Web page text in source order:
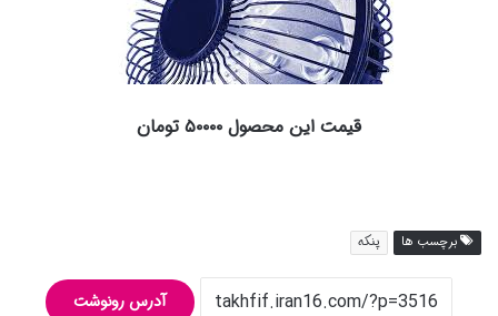
قیمت این محصول ۵۰۰۰۰ تومان
برچسب ها پنکه
آدرس رونوشت